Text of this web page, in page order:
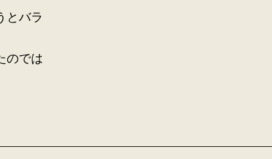
とバラ
のでは